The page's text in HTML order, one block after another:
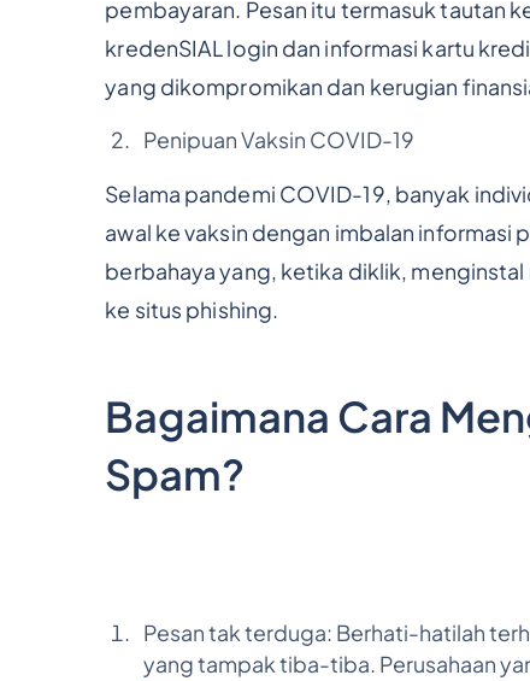
pembayaran. Pesan itu termasuk tautan
kredenSIAL login dan informasi kartu
yang dikompromikan dan kerugian
Penipuan Vaksin COVID-19
Selama pandemi COVID-19, banyak
awal ke vaksin dengan imbalan informasi
berbahaya yang, ketika diklik,
ke situs phishing.
Bagaimana Cara
Spam?
Pesan tak terduga: Berhati-hatilah
yang tampak tiba-tiba. Perusahaan